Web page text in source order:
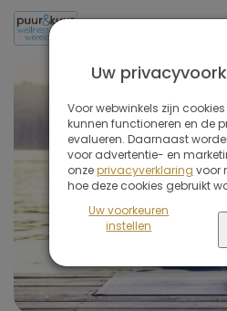
Uw
Voor webwinkels zijn
kunnen functioneren en de
evalueren. Daarnaast
voor advertentie- en
onzeprivacyverklaring voor
hoe deze cookies gebruikt
Uw voorkeuren
instellen